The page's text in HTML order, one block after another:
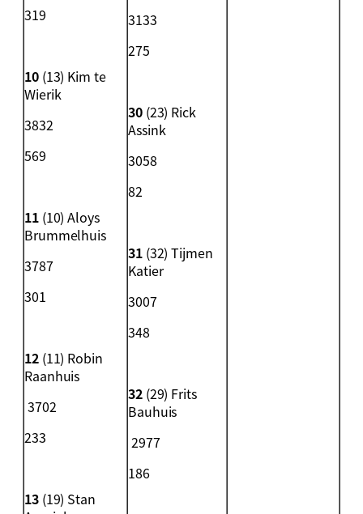
319
10(13) Kim te
Wierik
3832
569
11(10) Aloys
Brummelhuis
3787
301
12(11) Robin
Raanhuis
3702
233
13(19) Stan
3133
275
30(23) Rick
Assink
3058
82
31(32) Tijmen
Katier
3007
348
32(29) Frits
Bauhuis
2977
186